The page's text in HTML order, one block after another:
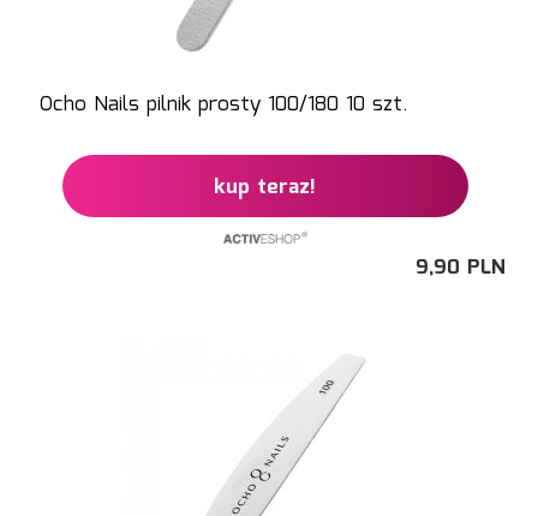
Ocho Nails pilnik prosty 100/180 10 szt.
kup teraz!
9,90 PLN